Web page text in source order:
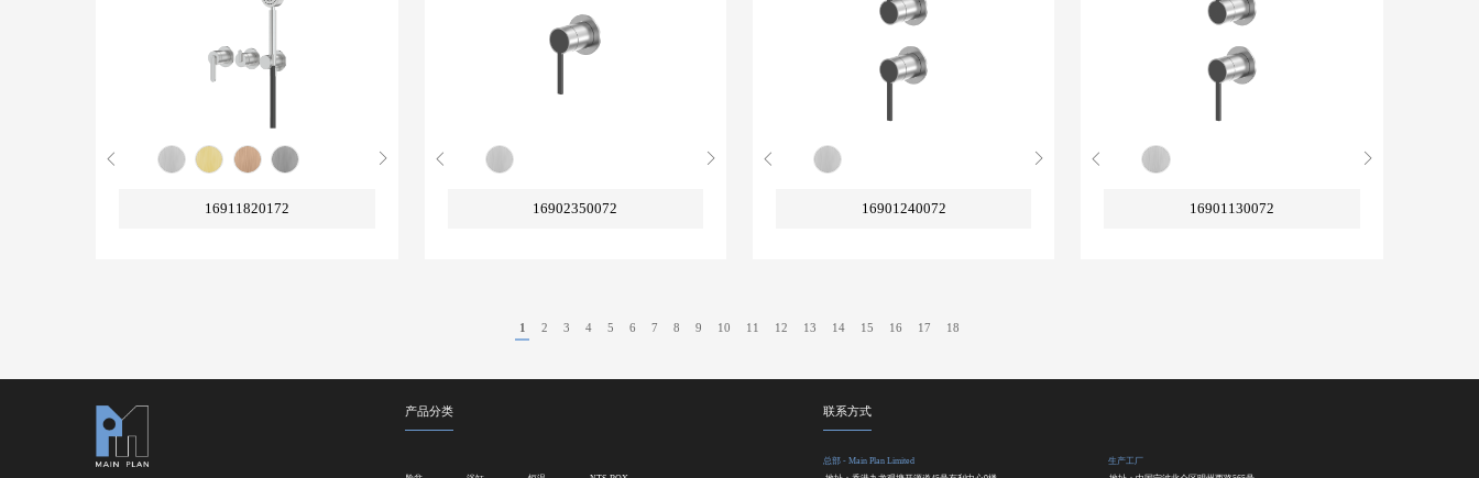
16911820172 16902350072 16901240072 16901130072
1 2 3 4 5 6 7 8 9 10 11 12 13 14 15 16 17 18
产品分类 联系方式
总部 - Main Plan Limited
生产工厂